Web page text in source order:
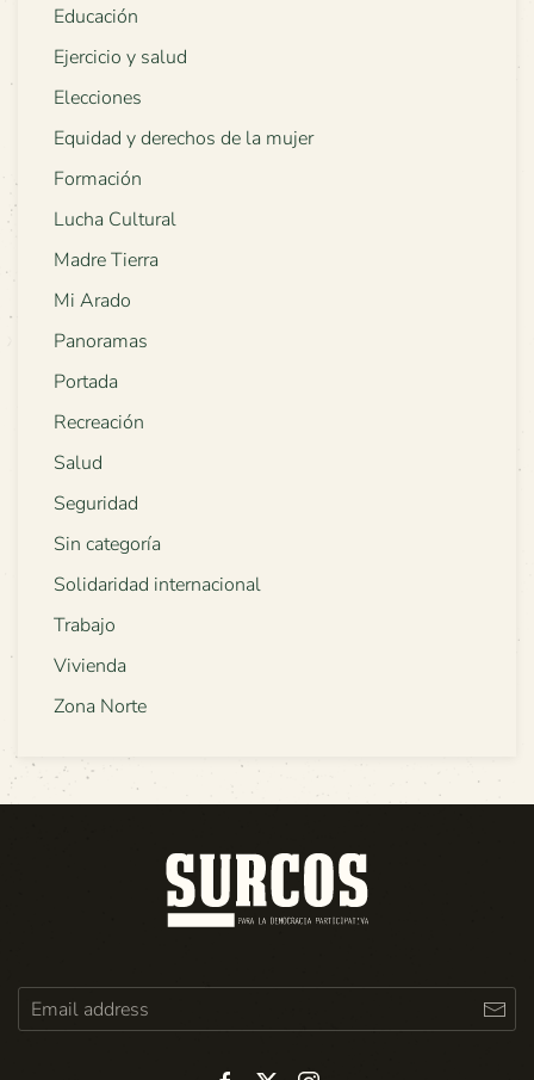
Educación
Ejercicio y salud
Elecciones
Equidad y derechos de la mujer
Formación
Lucha Cultural
Madre Tierra
Mi Arado
Panoramas
Portada
Recreación
Salud
Seguridad
Sin categoría
Solidaridad internacional
Trabajo
Vivienda
Zona Norte